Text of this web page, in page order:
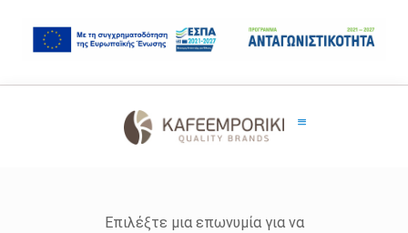
Επιλέξτε μια επωνυμία για να